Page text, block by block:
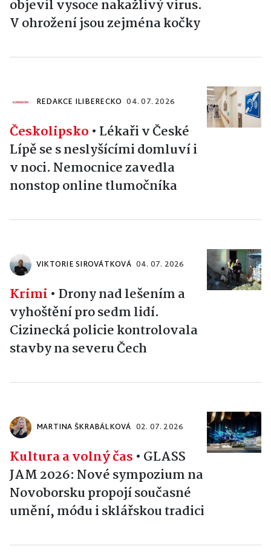
objevil vysoce nakažlivý virus.
V ohrožení jsou zejména kočky
REDAKCE ILIBERECKO 04. 07. 2026
Českolipsko • Lékaři v České
Lípě se s neslyšícími domluví i
v noci. Nemocnice zavedla
nonstop online tlumočníka
VIKTORIE SIROVÁTKOVÁ 04. 07. 2026
Krimi • Drony nad lešením a
vyhoštění pro sedm lidí.
Cizinecká policie kontrolovala
stavby na severu Čech
MARTINA ŠKRABÁLKOVÁ 02. 07. 2026
Kultura a volný čas • GLASS
JAM 2026: Nové sympozium na
Novoborsku propojí současné
umění, módu i sklářskou tradici